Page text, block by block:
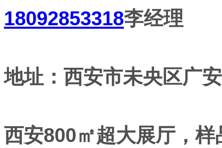
18092853318李经理
地址：西安市未央区广
西安800㎡超大展厅，